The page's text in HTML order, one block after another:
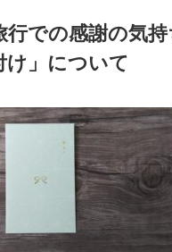
行での感謝の気
け」について